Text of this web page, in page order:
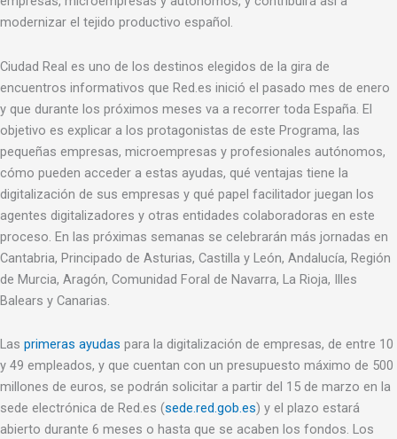
modernizar el tejido productivo español.
Ciudad Real es uno de los destinos elegidos de la gira de
encuentros informativos que Red.es inició el pasado mes de enero
y que durante los próximos meses va a recorrer toda España. El
objetivo es explicar a los protagonistas de este Programa, las
pequeñas empresas, microempresas y profesionales autónomos,
cómo pueden acceder a estas ayudas, qué ventajas tiene la
digitalización de sus empresas y qué papel facilitador juegan los
agentes digitalizadores y otras entidades colaboradoras en este
proceso. En las próximas semanas se celebrarán más jornadas en
Cantabria, Principado de Asturias, Castilla y León, Andalucía, Región
de Murcia, Aragón, Comunidad Foral de Navarra, La Rioja, Illes
Balears y Canarias.
Las primeras ayudas para la digitalización de empresas, de entre 10
y 49 empleados, y que cuentan con un presupuesto máximo de 500
millones de euros, se podrán solicitar a partir del 15 de marzo en la
sede electrónica de Red.es (sede.red.gob.es) y el plazo estará
abierto durante 6 meses o hasta que se acaben los fondos. Los